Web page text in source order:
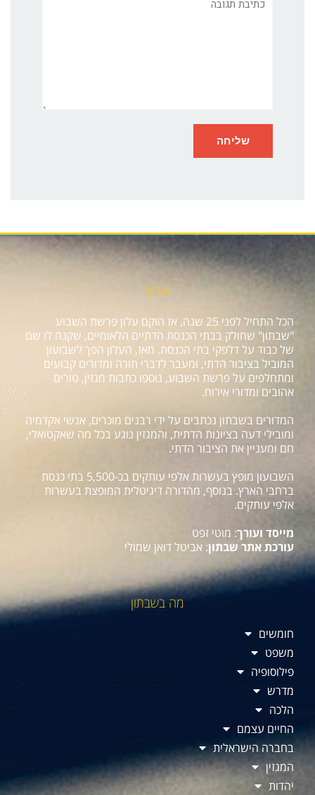
אודות
הכל התחיל לפני 25 שנה, אז הוקם עלון פרשת השבוע
"שבתון" שחולק בבתי הכנסת הדתיים הלאומיים, שקנה לו שם
של כבוד על דלפקי בתי הכנסת. מאז, העלון הפך לשבועון
המוביל בציבור הדתי, ומעבר לדברי תורה ומדורים קבועים
ומתחלפים על פרשת השבוע, נוספו כתבות מגזין, טורים
אהובים ומדורי אירוח.
המדורים בשבתון נכתבים על ידי רבנים מוכרים, אנשי אקדמיה
ומובילי דעה בציונות הדתית, והמגזין נוגע בכל מה שאקטואלי,
חם ומעניין את הציבור הדתי.
השבועון מופץ בעשרות אלפי עותקים בכ-5,500 בתי כנסת
ברחבי הארץ. בנוסף, מהדורה דיגיטלית המופצת בעשרות
אלפי עותקים.
מייסד ועורך: מוטי זפט
עורכת אתר שבתון: אביטל דואן שמולי
מה בשבתון
חומשים
משפט
פילוסופיה
מדרש
הלכה
החיים עצמם
בחברה הישראלית
המגזין
יהדות